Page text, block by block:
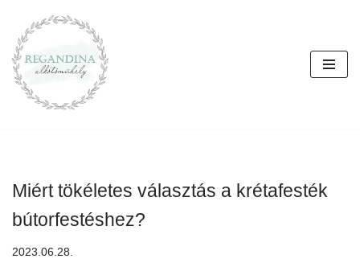
Skip
to
content
Miért tökéletes választás a krétafesték
bútorfestéshez?
2023.06.28.